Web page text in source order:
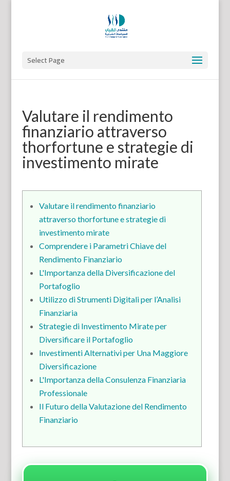
Select Page
Valutare il rendimento
finanziario attraverso
thorfortune e strategie di
investimento mirate
Valutare il rendimento finanziario
attraverso thorfortune e strategie di
investimento mirate
Comprendere i Parametri Chiave del
Rendimento Finanziario
L'Importanza della Diversificazione del
Portafoglio
Utilizzo di Strumenti Digitali per l’Analisi
Finanziaria
Strategie di Investimento Mirate per
Diversificare il Portafoglio
Investimenti Alternativi per Una Maggiore
Diversificazione
L'Importanza della Consulenza Finanziaria
Professionale
Il Futuro della Valutazione del Rendimento
Finanziario